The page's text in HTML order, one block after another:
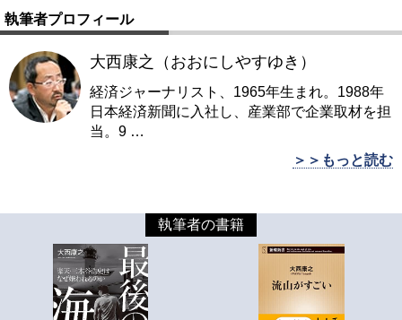
執筆者プロフィール
大西康之（おおにしやすゆき）
経済ジャーナリスト、1965年生まれ。1988年
日本経済新聞に入社し、産業部で企業取材を担
当。9 …
＞＞もっと読む
執筆者の書籍